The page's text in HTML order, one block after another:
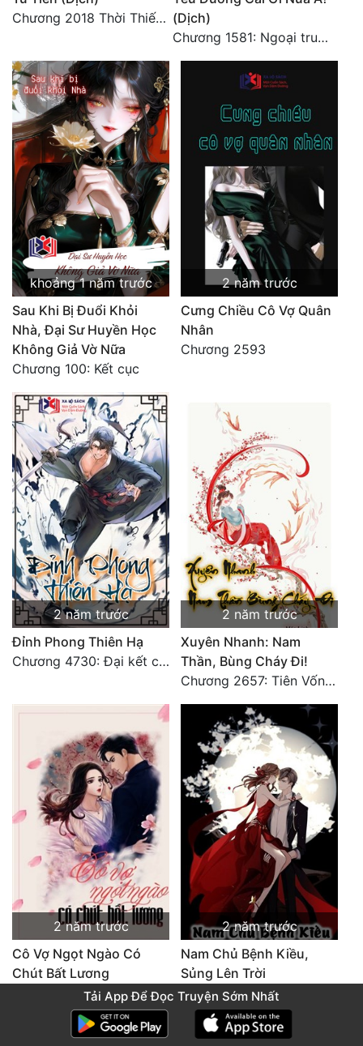
Chương 2018 Thời Thiếu Niên (Dịch)
Chương 1581: Ngoại truyện 1 (9)
khoảng 1 năm trước
Sau Khi Bị Đuổi Khỏi
Nhà, Đại Sư Huyền Học
Không Giả Vờ Nữa
Chương 100: Kết cục
2 năm trước
Cưng Chiều Cô Vợ Quân
Nhân
Chương 2593
2 năm trước
Đỉnh Phong Thiên Hạ
Chương 4730: Đại kết cục
2 năm trước
Xuyên Nhanh: Nam
Thần, Bùng Cháy Đi!
Chương 2657: Tiên Vốn Vô Lương (15). HẾT.
2 năm trước
Cô Vợ Ngọt Ngào Có
Chút Bất Lương
Chương 2489: Khúc nhạc dạo: Cuộc so đấu vô sỉ (Hoàn)
2 năm trước
Nam Chủ Bệnh Kiều,
Sủng Lên Trời
Tải App Để Đọc Truyện Sớm Nhất